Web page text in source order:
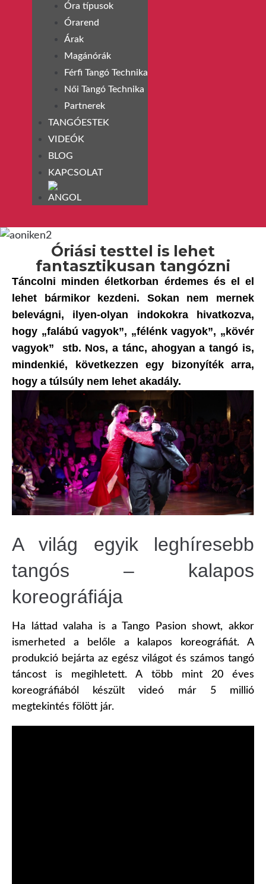
Óra típusok
Órarend
Árak
Magánórák
Férfi Tangó Technika
Női Tangó Technika
Partnerek
TANGÓESTEK
VIDEÓK
BLOG
KAPCSOLAT
Óriási testtel is lehet
fantasztikusan tangózni
Táncolni minden életkorban érdemes és el el
lehet bármikor kezdeni. Sokan nem mernek
belevágni, ilyen-olyan indokokra hivatkozva,
hogy „falábú vagyok”, „félénk vagyok”, „kövér
vagyok” stb. Nos, a tánc, ahogyan a tangó is,
mindenkié, következzen egy bizonyíték arra,
hogy a túlsúly nem lehet akadály.
A világ egyik leghíresebb
tangós – kalapos
koreográfiája
Ha láttad valaha is a Tango Pasion showt, akkor
ismerheted a belőle a kalapos koreográfiát. A
produkció bejárta az egész világot és számos tangó
táncost is megihletett. A több mint 20 éves
koreográfiából készült videó már 5 millió
megtekintés fölött jár.